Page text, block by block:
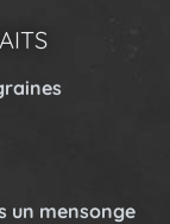
un mensonge